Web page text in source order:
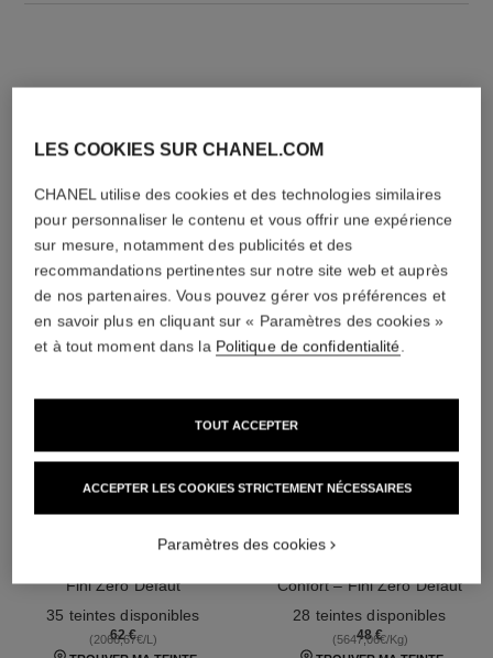
ultra le teint fluide
Fini Zéro Défaut
35 teintes disponibles
62 €
(2066,67€/L)
ultra le teint le correcteur
Confort – Fini Zéro Défaut
28 teintes disponibles
48 €
(5647,06€/Kg)
LES COOKIES SUR CHANEL.COM
CHANEL utilise des cookies et des technologies similaires
pour personnaliser le contenu et vous offrir une expérience
sur mesure, notamment des publicités et des
recommandations pertinentes sur notre site web et auprès
de nos partenaires. Vous pouvez gérer vos préférences et
en savoir plus en cliquant sur « Paramètres des cookies »
et à tout moment dans la Politique de confidentialité
ACCEPTER LES COOKIES STRICTEMENT NÉCESSAIRES
TOUT ACCEPTER
Paramètres des cookies